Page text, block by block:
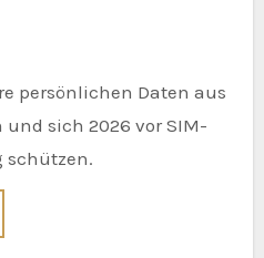
sich 2026 vor SIM-
schützen.